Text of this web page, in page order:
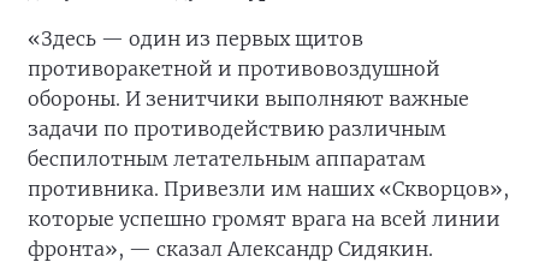
«Здесь — один из первых щитов
противоракетной и противовоздушной
обороны. И зенитчики выполняют важные
задачи по противодействию различным
беспилотным летательным аппаратам
противника. Привезли им наших «Скворцов»,
которые успешно громят врага на всей линии
фронта», — сказал Александр Сидякин.